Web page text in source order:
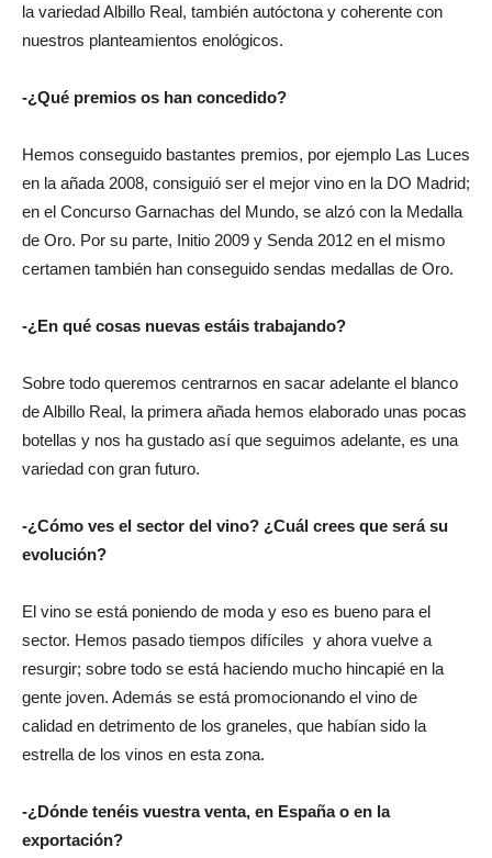
la variedad Albillo Real, también autóctona y coherente con
nuestros planteamientos enológicos.
-¿Qué premios os han concedido?
Hemos conseguido bastantes premios, por ejemplo Las Luces
en la añada 2008, consiguió ser el mejor vino en la DO Madrid;
en el Concurso Garnachas del Mundo, se alzó con la Medalla
de Oro. Por su parte, Initio 2009 y Senda 2012 en el mismo
certamen también han conseguido sendas medallas de Oro.
-¿En qué cosas nuevas estáis trabajando?
Sobre todo queremos centrarnos en sacar adelante el blanco
de Albillo Real, la primera añada hemos elaborado unas pocas
botellas y nos ha gustado así que seguimos adelante, es una
variedad con gran futuro.
-¿Cómo ves el sector del vino? ¿Cuál crees que será su
evolución?
El vino se está poniendo de moda y eso es bueno para el
sector. Hemos pasado tiempos difíciles y ahora vuelve a
resurgir; sobre todo se está haciendo mucho hincapié en la
gente joven. Además se está promocionando el vino de
calidad en detrimento de los graneles, que habían sido la
estrella de los vinos en esta zona.
-¿Dónde tenéis vuestra venta, en España o en la
exportación?